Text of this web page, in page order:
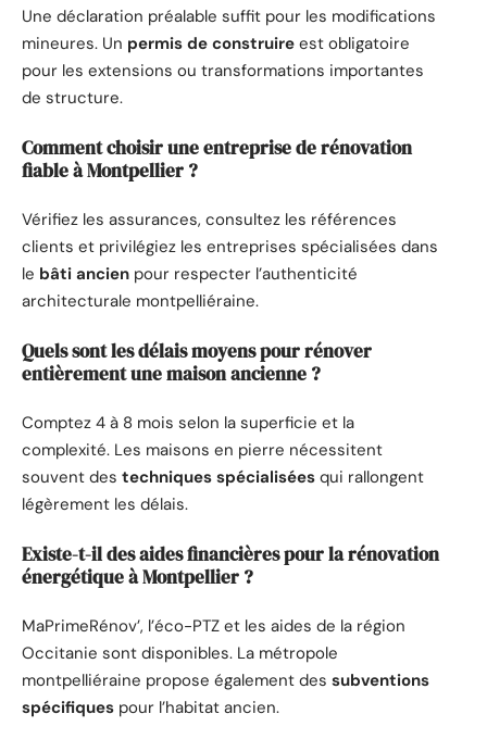
Une déclaration préalable suffit pour les modifications
mineures. Un permis de construire est obligatoire
pour les extensions ou transformations importantes
de structure.
Comment choisir une entreprise de rénovation
fiable à Montpellier ?
Vérifiez les assurances, consultez les références
clients et privilégiez les entreprises spécialisées dans
le bâti ancien pour respecter l’authenticité
architecturale montpelliéraine.
Quels sont les délais moyens pour rénover
entièrement une maison ancienne ?
Comptez 4 à 8 mois selon la superficie et la
complexité. Les maisons en pierre nécessitent
souvent des techniques spécialisées qui rallongent
légèrement les délais.
Existe-t-il des aides financières pour la rénovation
énergétique à Montpellier ?
MaPrimeRénov’, l’éco-PTZ et les aides de la région
Occitanie sont disponibles. La métropole
montpelliéraine propose également des subventions
spécifiques pour l’habitat ancien.